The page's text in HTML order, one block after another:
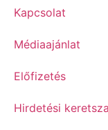
Kapcsolat
Médiaajánlat
Előfizetés
Hirdetési